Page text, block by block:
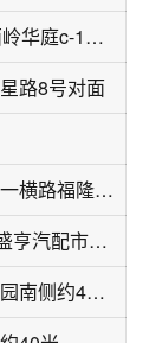
海南省海口市龙华区金垦路51号西岭华庭c-118号
路8号对面
海南省海口市秀英区海秀街道丘海一横路福隆广场2期D座10号铺面
海口市秀英区南海大道250号豪门盛亨汽配市场D栋13-14号
海口市美兰区海甸一西路金江口花园南侧约40米